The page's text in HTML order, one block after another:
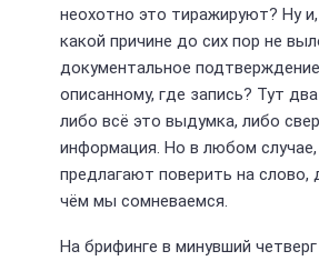
неохотно это тиражируют? Ну
какой причине до сих пор не
документальное
описанному, где запись? Тут
либо всё это выдумка, либо
информация. Но в любом
предлагают поверить на слово,
чём мы сомневаемся.
На брифинге в минувший четверг